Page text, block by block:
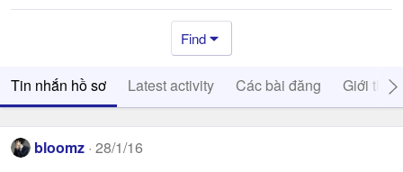
Find
Tin nhắn hồ sơ Latest activity Các bài đăng Giới thiệu
bloomz 28/1/16